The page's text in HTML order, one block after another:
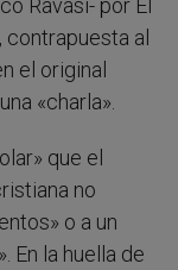
Ravasi- por El
al
el original
«charla».
que el
no
o a un
En la huella de